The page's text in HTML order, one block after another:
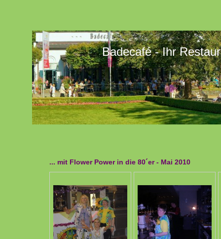
Badecafé - Ihr
... mit Flower Power in die 80´er - Mai 2010